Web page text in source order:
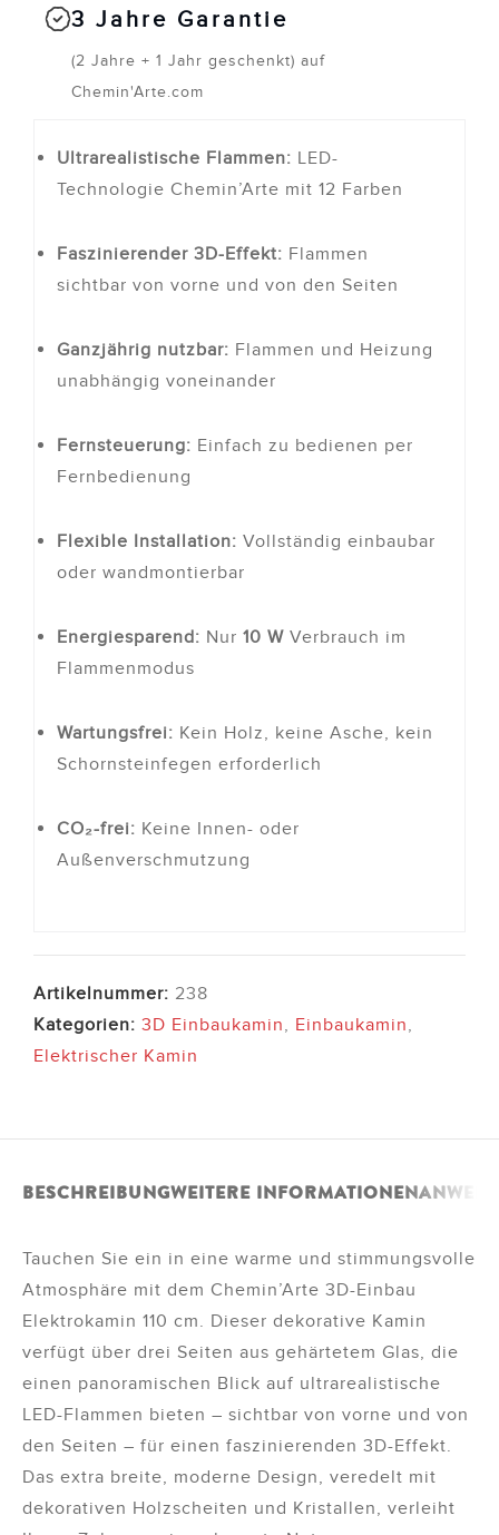
3 Jahre Garantie
(2 Jahre + 1 Jahr geschenkt) auf
Chemin'Arte.com
Ultrarealistische Flammen: LED-
Technologie Chemin’Arte mit 12 Farben
Faszinierender 3D-Effekt: Flammen
sichtbar von vorne und von den Seiten
Ganzjährig nutzbar: Flammen und Heizung
unabhängig voneinander
Fernsteuerung: Einfach zu bedienen per
Fernbedienung
Flexible Installation: Vollständig einbaubar
oder wandmontierbar
Energiesparend: Nur 10 W Verbrauch im
Flammenmodus
Wartungsfrei: Kein Holz, keine Asche, kein
Schornsteinfegen erforderlich
CO₂-frei: Keine Innen- oder
Außenverschmutzung
Artikelnummer: 238
Kategorien: 3D Einbaukamin, Einbaukamin,
Elektrischer Kamin
BESCHREIBUNGWEITERE INFORMATIONEN
Tauchen Sie ein in eine warme und stimmungsvolle
Atmosphäre mit dem Chemin’Arte 3D-Einbau
Elektrokamin 110 cm. Dieser dekorative Kamin
verfügt über drei Seiten aus gehärtetem Glas, die
einen panoramischen Blick auf ultrarealistische
LED-Flammen bieten – sichtbar von vorne und von
den Seiten – für einen faszinierenden 3D-Effekt.
Das extra breite, moderne Design, veredelt mit
dekorativen Holzscheiten und Kristallen, verleiht